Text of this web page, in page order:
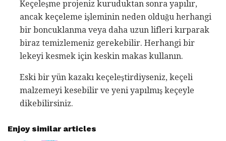
Keçeleşme projeniz kuruduktan sonra yapılır,
ancak keçeleme işleminin neden olduğu herhangi
bir boncuklanma veya daha uzun lifleri kırparak
biraz temizlemeniz gerekebilir. Herhangi bir
lekeyi kesmek için keskin makas kullanın.
Eski bir yün kazakı keçeleştirdiyseniz, keçeli
malzemeyi kesebilir ve yeni yapılmış keçeyle
dikebilirsiniz.
Enjoy similar articles